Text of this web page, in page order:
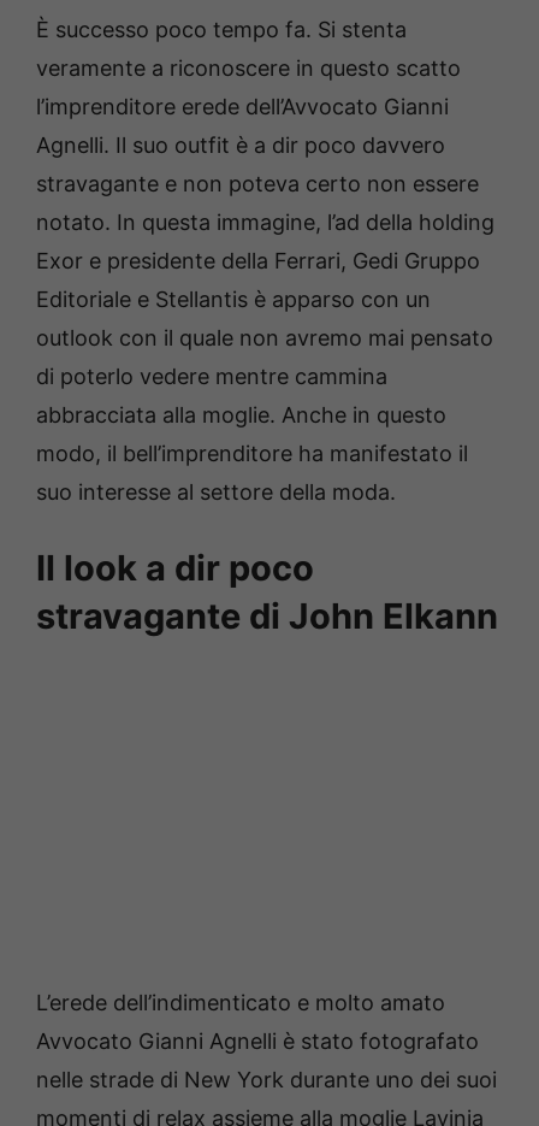
È successo poco tempo fa. Si stenta
veramente a riconoscere in questo scatto
l’imprenditore erede dell’Avvocato Gianni
Agnelli. Il suo outfit è a dir poco davvero
stravagante e non poteva certo non essere
notato. In questa immagine, l’ad della holding
Exor e presidente della Ferrari, Gedi Gruppo
Editoriale e Stellantis è apparso con un
outlook con il quale non avremo mai pensato
di poterlo vedere mentre cammina
abbracciata alla moglie. Anche in questo
modo, il bell’imprenditore ha manifestato il
suo interesse al settore della moda.
Il look a dir poco
stravagante di John Elkann
L’erede dell’indimenticato e molto amato
Avvocato Gianni Agnelli è stato fotografato
nelle strade di New York durante uno dei suoi
momenti di relax assieme alla moglie Lavinia